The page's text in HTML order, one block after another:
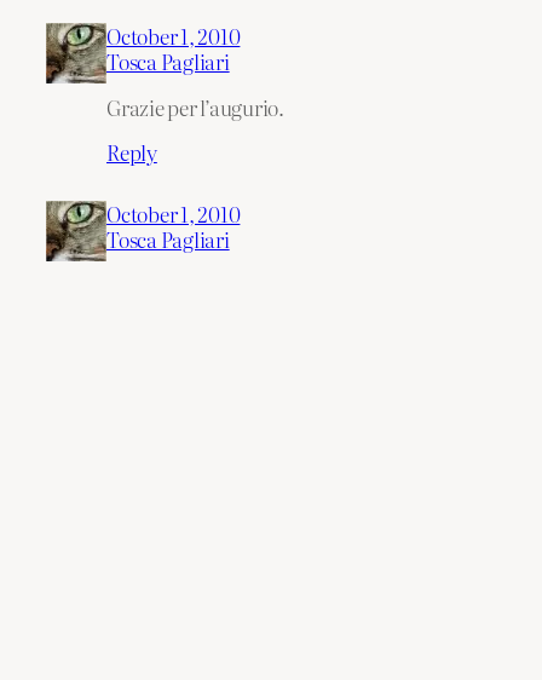
October 1, 2010
Tosca Pagliari
Grazie per l’augurio.
Reply
October 1, 2010
Tosca Pagliari